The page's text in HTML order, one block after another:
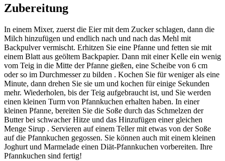
Zubereitung
In einem Mixer, zuerst die Eier mit dem Zucker schlagen, dann die
Milch hinzufügen und endlich nach und nach das Mehl mit
Backpulver vermischt. Erhitzen Sie eine Pfanne und fetten sie mit
einem Blatt aus geöltem Backpapier. Dann mit einer Kelle ein wenig
vom Teig in die Mitte der Pfanne gießen, eine Scheibe von 6 cm
oder so im Durchmesser zu bilden . Kochen Sie für weniger als eine
Minute, dann drehen Sie sie um und kochen für einige Sekunden
mehr. Wiederholen, bis der Teig aufgebraucht ist, und Sie werden
einen kleinen Turm von Pfannkuchen erhalten haben. In einer
kleinen Pfanne, bereiten Sie die Soße durch das Schmelzen der
Butter bei schwacher Hitze und das Hinzufügen einer gleichen
Menge Sirup . Servieren auf einem Teller mit etwas von der Soße
auf die Pfannkuchen gegossen. Sie können auch mit einem kleinen
Joghurt und Marmelade einen Diät-Pfannkuchen vorbereiten. Ihre
Pfannkuchen sind fertig!